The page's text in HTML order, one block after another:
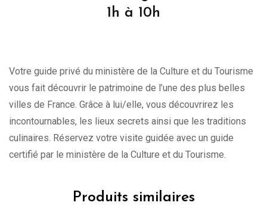
1h à 10h
Votre guide privé du ministère de la Culture et du Tourisme
vous fait découvrir le patrimoine de l’une des plus belles
villes de France. Grâce à lui/elle, vous découvrirez les
incontournables, les lieux secrets ainsi que les traditions
culinaires. Réservez votre visite guidée avec un guide
certifié par le ministère de la Culture et du Tourisme.
Produits similaires